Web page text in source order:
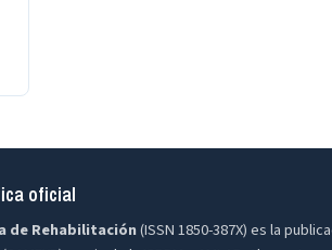
oficial
de Rehabilitación(ISSN 1850-387X) es la